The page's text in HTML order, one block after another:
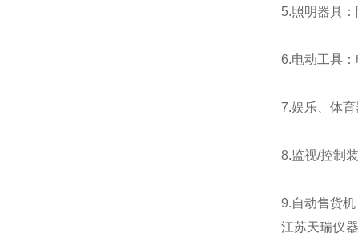
5.照明器具
6.电动工具
7.娱乐、体
8.监视/控制
9.自动售货机
江苏天瑞仪